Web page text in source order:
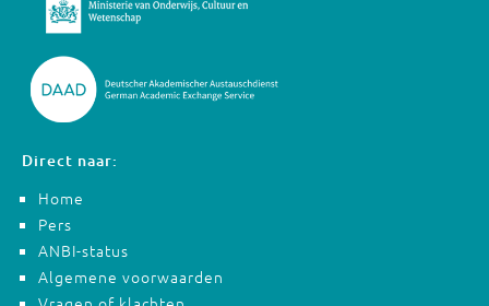
Direct naar:
Home
Pers
ANBI-status
Algemene voorwaarden